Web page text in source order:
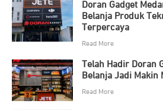
Doran Gadget
Belanja Produk
Terpercaya
Read More
Telah Hadir Doran
Belanja Jadi Makin
Read More